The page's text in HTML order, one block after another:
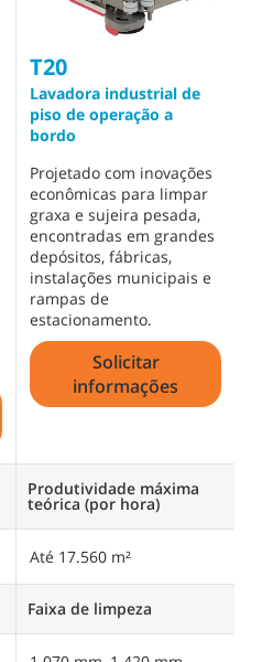
T20
Lavadora industrial de
piso de operação a
bordo
Projetado com inovações
econômicas para limpar
graxa e sujeira pesada,
encontradas em grandes
depósitos, fábricas,
instalações municipais e
rampas de
estacionamento.
Solicitar
informações
Produtividade máxima
teórica (por hora)
Até 17.560 m²
Faixa de limpeza